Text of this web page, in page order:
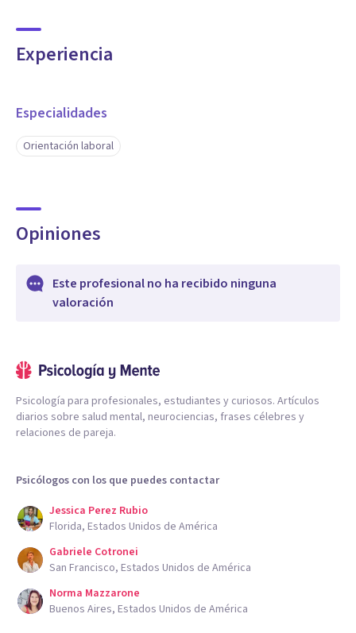
Experiencia
Especialidades
Orientación laboral
Opiniones
Este profesional no ha recibido ninguna
valoración
Psicología para profesionales, estudiantes y curiosos. Artículos
diarios sobre salud mental, neurociencias, frases célebres y
relaciones de pareja.
Psicólogos con los que puedes contactar
Jessica Perez Rubio
Florida, Estados Unidos de América
Gabriele Cotronei
San Francisco, Estados Unidos de América
Norma Mazzarone
Buenos Aires, Estados Unidos de América